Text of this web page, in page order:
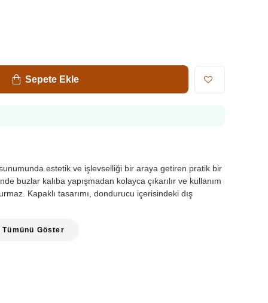
Sepete Ekle
estetik ve işlevselliği bir araya getiren pratik bir
buzlar kalıba yapışmadan kolayca çıkarılır ve kullanım
Kapaklı tasarımı, dondurucu içerisindeki dış
Tümünü Göster